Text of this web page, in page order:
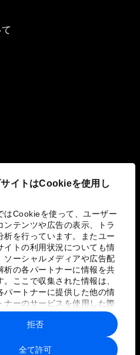
イトはCookieを使用し
はCookieを使って、ユーザー
ンテンツや広告の表示、トラ
析を行っています。またユー
イトの利用状況についても情
ソーシャルメディアや広告配
析の各パートナーに情報を共
。ここで収集された情報は、
パートナーに提供した他の情
ナーのサービスを使用した際
情報と組み合わされ、各パー
て使用されることがありま
全て許可
拒否
み
リシーと利用規約